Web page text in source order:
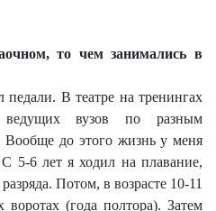
то чем занимались в
педали. В театре на тренингах
ведущих вузов по разным
Вообще до этого жизнь у меня
5-6 лет я ходил на плавание,
Потом, в возрасте 10-11
воротах (года полтора). Затем